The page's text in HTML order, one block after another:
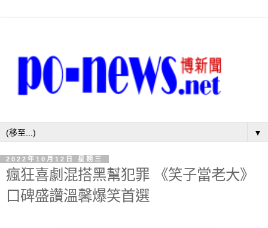
▼
2022年10月12日 星期三
瘋狂喜劇混搭黑幫犯罪 《笑子當老大》
口碑盛讚溫馨爆笑首選